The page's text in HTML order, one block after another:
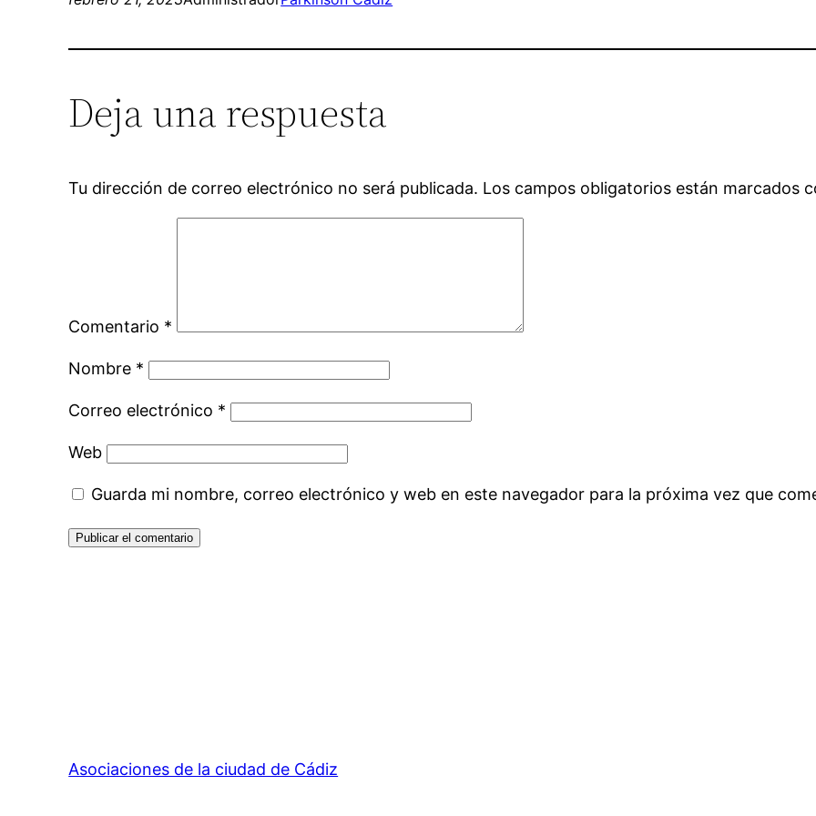
Deja una respuesta
Tu dirección de correo electrónico no será publicada. Los campos obligatorios están marcados
Comentario *
Nombre *
Correo electrónico *
Web
Guarda mi nombre, correo electrónico y web en este navegador para la próxima vez que
Asociaciones de la ciudad de Cádiz